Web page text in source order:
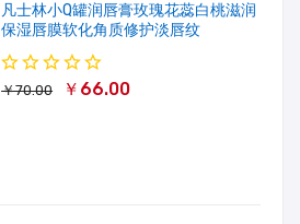
凡士林小Q罐润唇膏玫瑰花蕊白桃滋润
保湿唇膜软化角质修护淡唇纹
￥70.00 ￥66.00